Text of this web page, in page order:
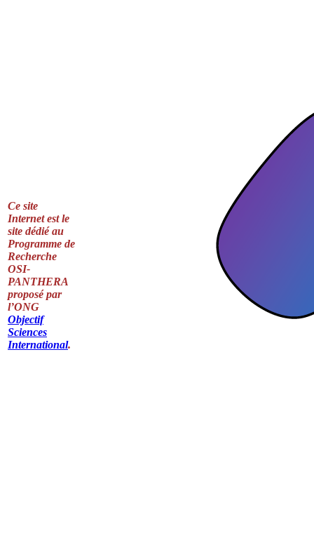
Ce site
Internet est le
site dédié au
Programme de
Recherche
OSI-
PANTHERA
proposé par
l’ONG
Objectif
Sciences
International.